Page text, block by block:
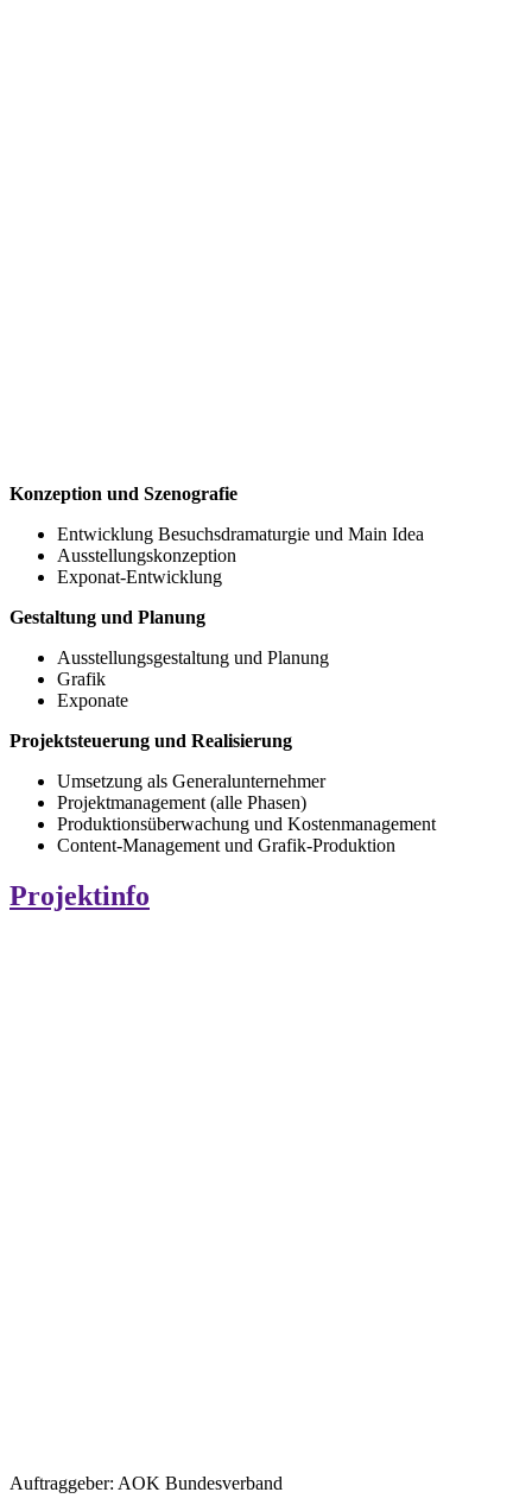
Konzeption und Szenografie
Entwicklung Besuchsdramaturgie und Main Idea
Ausstellungskonzeption
Exponat-Entwicklung
Gestaltung und Planung
Ausstellungsgestaltung und Planung
Grafik
Exponate
Projektsteuerung und Realisierung
Umsetzung als Generalunternehmer
Projektmanagement (alle Phasen)
Produktionsüberwachung und Kostenmanagement
Content-Management und Grafik-Produktion
Projektinfo
Auftraggeber: AOK Bundesverband